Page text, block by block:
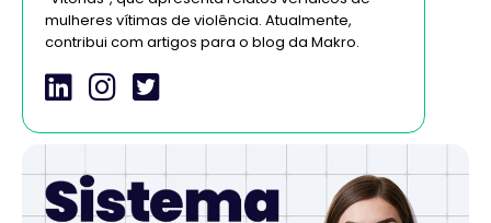
mulheres vítimas de violência. Atualmente,
contribui com artigos para o blog da Makro.